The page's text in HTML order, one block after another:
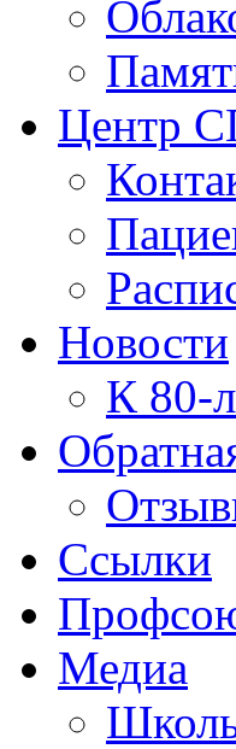
Центр
Новости
К 80-
Ссылки
Медиа